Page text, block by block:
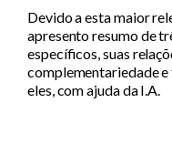
Devido a esta maior
apresento resumo de
específicos, suas
complementariedade
eles, com ajuda da I.A.